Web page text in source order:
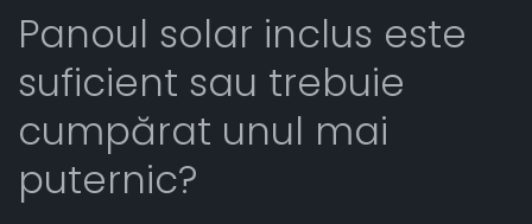
Panoul solar inclus este
suficient sau trebuie
cumpărat unul mai
puternic?